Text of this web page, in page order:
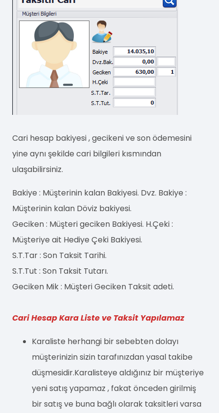
Cari hesap bakiyesi , gecikeni ve son ödemesini
yine aynı şekilde cari bilgileri kısmından
ulaşabilirsiniz.
Bakiye : Müşterinin kalan Bakiyesi. Dvz. Bakiye :
Müşterinin kalan Döviz bakiyesi.
Geciken : Müşteri geciken Bakiyesi. H.Çeki :
Müşteriye ait Hediye Çeki Bakiyesi.
S.T.Tar : Son Taksit Tarihi.
S.T.Tut : Son Taksit Tutarı.
Geciken Mik : Müşteri Geciken Taksit adeti.
Cari Hesap Kara Liste ve Taksit Yapılamaz
Karaliste herhangi bir sebebten dolayı
müşterinizin sizin tarafınızdan yasal takibe
düşmesidir.Karalisteye aldığınız bir müşteriye
yeni satış yapamaz , fakat önceden girilmiş
bir satış ve buna bağlı olarak taksitleri varsa